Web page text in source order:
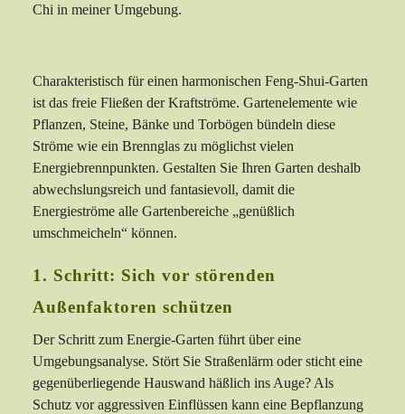
Chi in meiner Umgebung.
Charakteristisch für einen harmonischen Feng-Shui-Garten
ist das freie Fließen der Kraftströme. Gartenelemente wie
Pflanzen, Steine, Bänke und Torbögen bündeln diese
Ströme wie ein Brennglas zu möglichst vielen
Energiebrennpunkten. Gestalten Sie Ihren Garten deshalb
abwechslungsreich und fantasievoll, damit die
Energieströme alle Gartenbereiche „genüßlich
umschmeicheln“ können.
1. Schritt: Sich vor störenden
Außenfaktoren schützen
Der Schritt zum Energie-Garten führt über eine
Umgebungsanalyse. Stört Sie Straßenlärm oder sticht eine
gegenüberliegende Hauswand häßlich ins Auge? Als
Schutz vor aggressiven Einflüssen kann eine Bepflanzung